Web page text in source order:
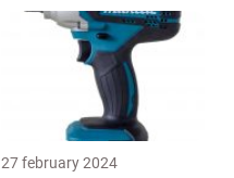
27 february 2024